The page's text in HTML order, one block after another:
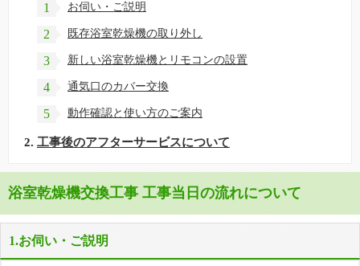
1 お伺い・ご説明
2 既存浴室乾燥機の取り外し
3 新しい浴室乾燥機とリモコンの設置
4 通気口のカバー交換
5 動作確認と使い方のご案内
工事後のアフターサービスについて
浴室乾燥機交換工事 工事当日の流れについて
1.お伺い・ご説明